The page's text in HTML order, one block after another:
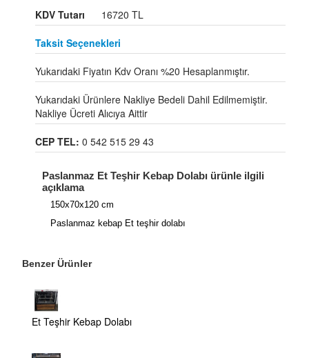
KDV Tutarı 16720 TL
Taksit Seçenekleri
Yukarıdaki Fiyatın Kdv Oranı %20 Hesaplanmıştır.
Yukarıdaki Ürünlere Nakliye Bedeli Dahil Edilmemiştir.
Nakliye Ücreti Alıcıya Aittir
CEP TEL: 0 542 515 29 43
Paslanmaz Et Teşhir Kebap Dolabı ürünle ilgili
açıklama
150x70x120 cm
Paslanmaz kebap Et teşhir dolabı
Benzer Ürünler
Et Teşhir Kebap Dolabı